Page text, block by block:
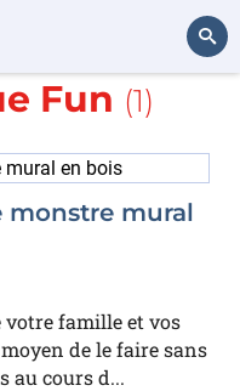
Rechercher
sur
Fun (1)
monstre mural
votre famille et vos
de le faire sans
au cours d...